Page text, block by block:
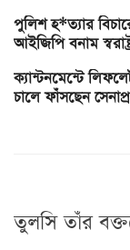
পুলিশ হ*ত্যার
আইজিপি বনাম
ক্যান্টনমেন্টে
চালে ফাঁসছেন
তুলসি তাঁর